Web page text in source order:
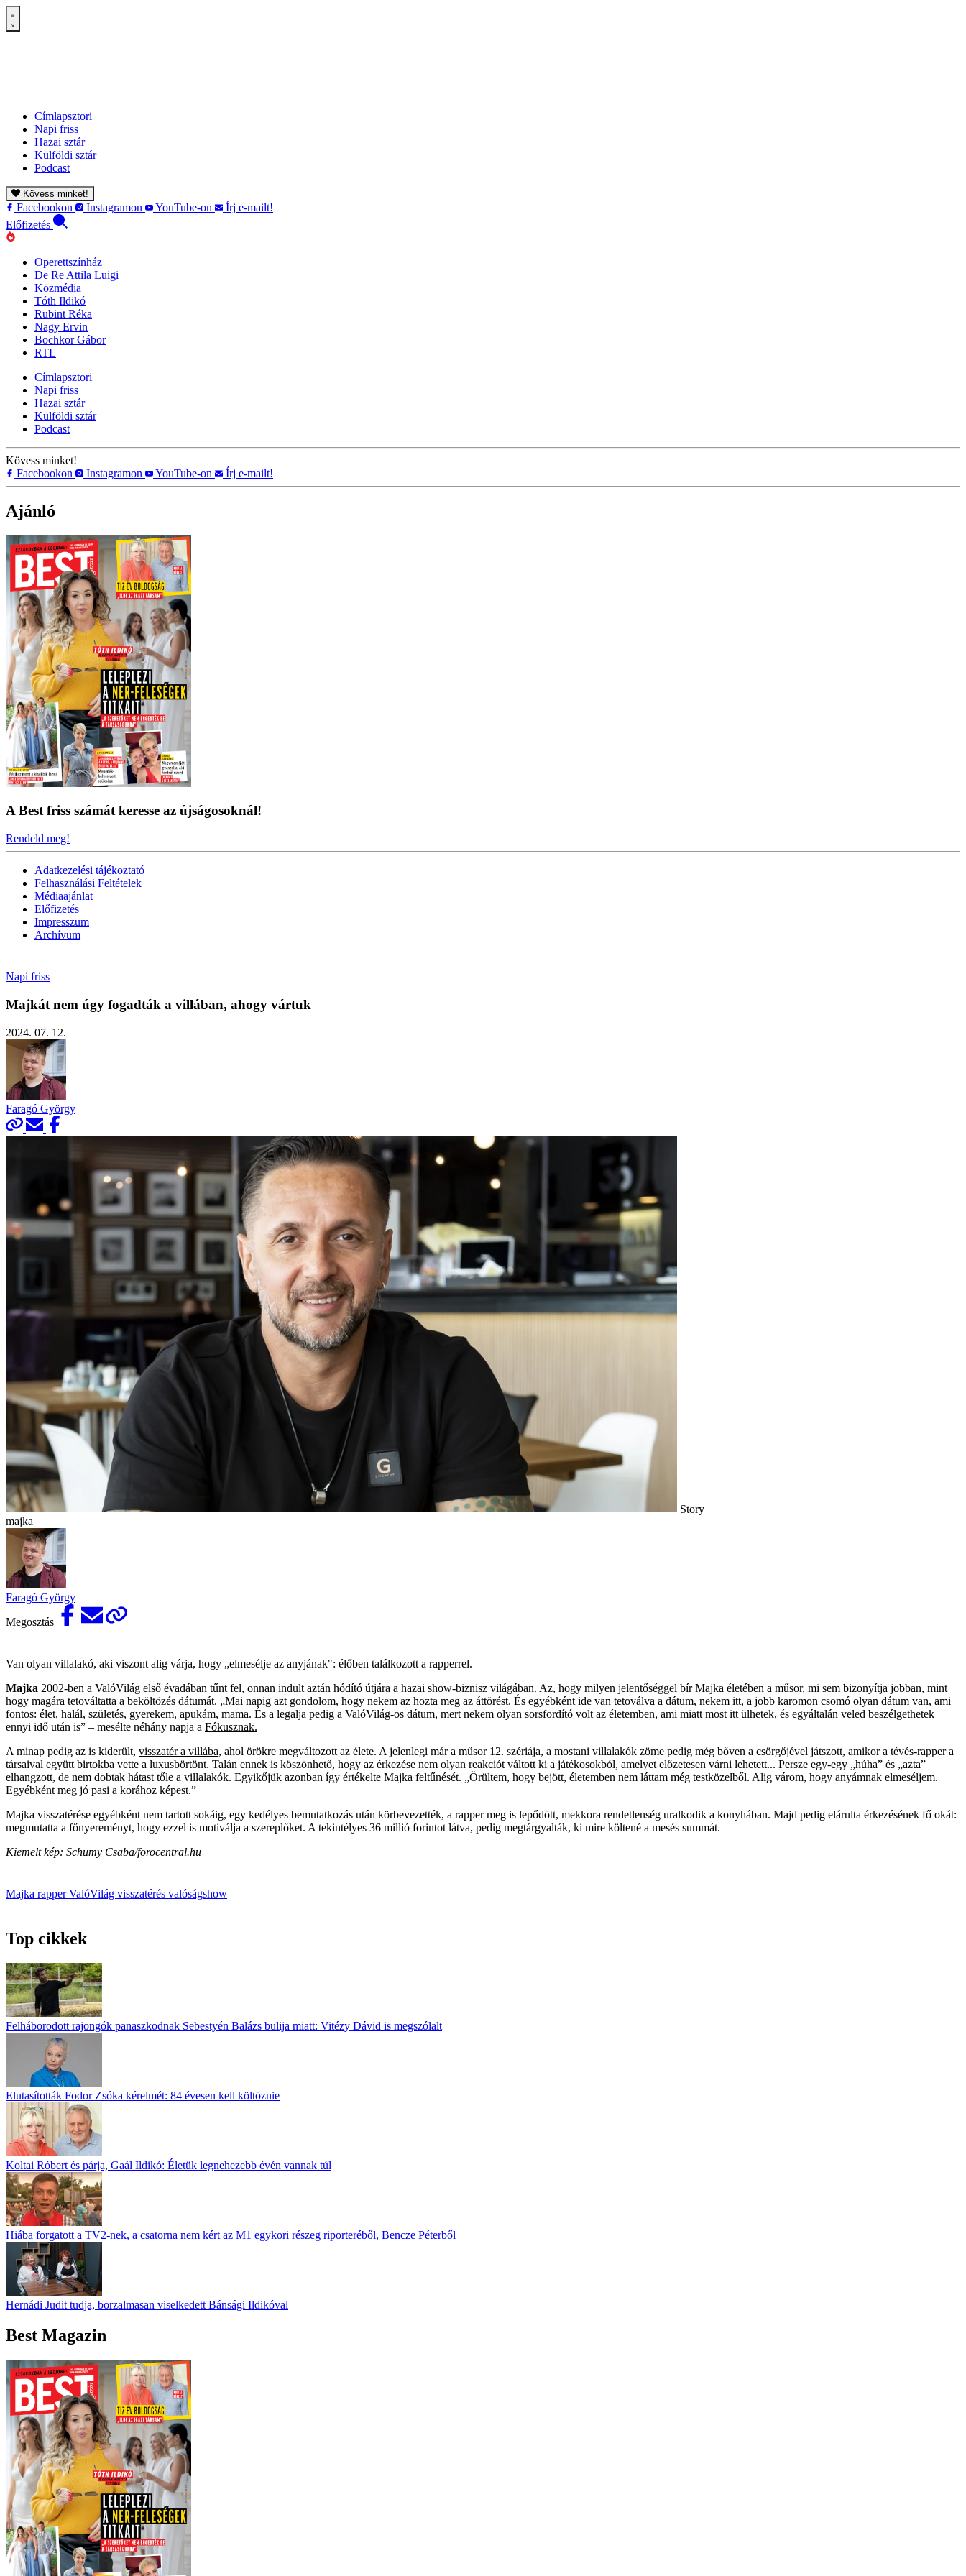
Címlapsztori
Napi friss
Hazai sztár
Külföldi sztár
Podcast
Kövess minket!
Facebookon Instagramon YouTube-on
Írj e-mailt!
Előfizetés
Operettszínház
De Re Attila Luigi
Közmédia
Tóth Ildikó
Rubint Réka
Nagy Ervin
Bochkor Gábor
RTL
Címlapsztori
Napi friss
Hazai sztár
Külföldi sztár
Podcast
Kövess minket!
Facebookon
Instagramon YouTube-on Írj e-mailt!
Ajánló
A Best friss számát keresse az újságosoknál!
Rendeld meg!
Adatkezelési tájékoztató
Felhasználási Feltételek
Médiaajánlat
Előfizetés
Impresszum
Archívum
Napi friss
Majkát nem úgy fogadták a villában, ahogy vártuk
2024. 07. 12.
Faragó György
Story
majka
Faragó György
Megosztás
Van olyan villalakó, aki viszont alig várja, hogy „elmesélje az anyjának": élőben találkozott a rapperrel.
Majka 2002-ben a ValóVilág első évadában tűnt fel, onnan indult aztán hódító útjára a hazai show-biznisz világában. Az, hogy milyen jelentőséggel bír Majka életében a műsor, mi sem bizonyítja jobban, mint
hogy magára tetováltatta a beköltözés dátumát. „Mai napig azt gondolom, hogy nekem az hozta meg az áttörést. És egyébként ide van tetoválva a dátum, nekem itt, a jobb karomon csomó olyan dátum van, ami
fontos: élet, halál, születés, gyerekem, apukám, mama. És a legalja pedig a ValóVilág-os dátum, mert nekem olyan sorsfordító volt az életemben, ami miatt most itt ülhetek, és egyáltalán veled beszélgethetek
ennyi idő után is” – mesélte néhány napja a Fókusznak.
A minap pedig az is kiderült, visszatér a villába, ahol örökre megváltozott az élete. A jelenlegi már a műsor 12. szériája, a mostani villalakók zöme pedig még bőven a csörgőjével játszott, amikor a tévés-rapper a
társaival együtt birtokba vette a luxusbörtönt. Talán ennek is köszönhető, hogy az érkezése nem olyan reakciót váltott ki a játékosokból, amelyet előzetesen várni lehetett... Persze egy-egy „húha” és „azta”
elhangzott, de nem dobtak hátast tőle a villalakók. Egyikőjük azonban így értékelte Majka feltűnését. „Örültem, hogy bejött, életemben nem láttam még testközelből. Alig várom, hogy anyámnak elmeséljem.
Egyébként meg jó pasi a korához képest.”
Majka visszatérése egyébként nem tartott sokáig, egy kedélyes bemutatkozás után körbevezették, a rapper meg is lepődött, mekkora rendetlenség uralkodik a konyhában. Majd pedig elárulta érkezésének fő okát:
megmutatta a főnyereményt, hogy ezzel is motiválja a szereplőket. A tekintélyes 36 millió forintot látva, pedig megtárgyalták, ki mire költené a mesés summát.
Kiemelt kép: Schumy Csaba/forocentral.hu
Majka rapperValóVilág visszatérés valóságshow
Top cikkek
Felháborodott rajongók panaszkodnak Sebestyén Balázs bulija miatt: Vitézy Dávid is megszólalt
Elutasították Fodor Zsóka kérelmét: 84 évesen kell költöznie
Koltai Róbert és párja, Gaál Ildikó: Életük legnehezebb évén vannak túl
Hiába forgatott a TV2-nek, a csatorna nem kért az M1 egykori részeg riporteréből, Bencze Péterből
Hernádi Judit tudja, borzalmasan viselkedett Bánsági Ildikóval
Best Magazin